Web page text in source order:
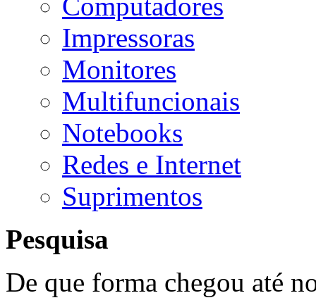
Impressoras
Monitores
Multifuncionais
Notebooks
Redes e Internet
Suprimentos
Pesquisa
De que forma chegou até